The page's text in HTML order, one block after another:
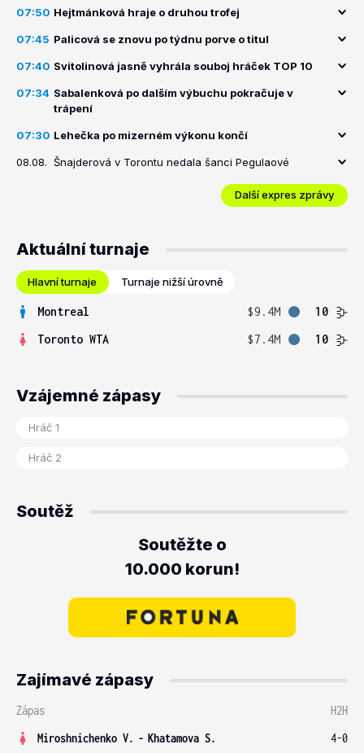
07:50 Hejtmánková hraje o druhou trofej
07:45 Palicová se znovu po týdnu porve o titul
07:40 Svitolinová jasně vyhrála souboj hráček TOP 10
07:34 Sabalenková po dalším výbuchu pokračuje v
trápení
07:30 Lehečka po mizerném výkonu končí
08.08. Šnajderová v Torontu nedala šanci Pegulaové
Další expres zprávy
Aktuální turnaje
Hlavní turnaje Turnaje nižší úrovně
Montreal $9.4M
10
Toronto WTA
$7.4M 10
Vzájemné zápasy
Soutěž
Soutěžte o
10.000 korun!
Zajímavé zápasy
Zápas
H2H
Miroshnichenko V. - Khatamova S.
4-0